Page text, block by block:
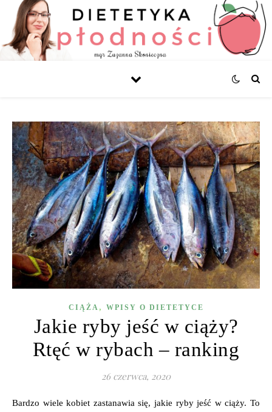
CIĄŻA , WPISY O DIETETYCE
Jakie ryby jeść w ciąży?
Rtęć w rybach – ranking
26 czerwca, 2020
Bardzo wiele kobiet zastanawia się, jakie ryby jeść w ciąży. To